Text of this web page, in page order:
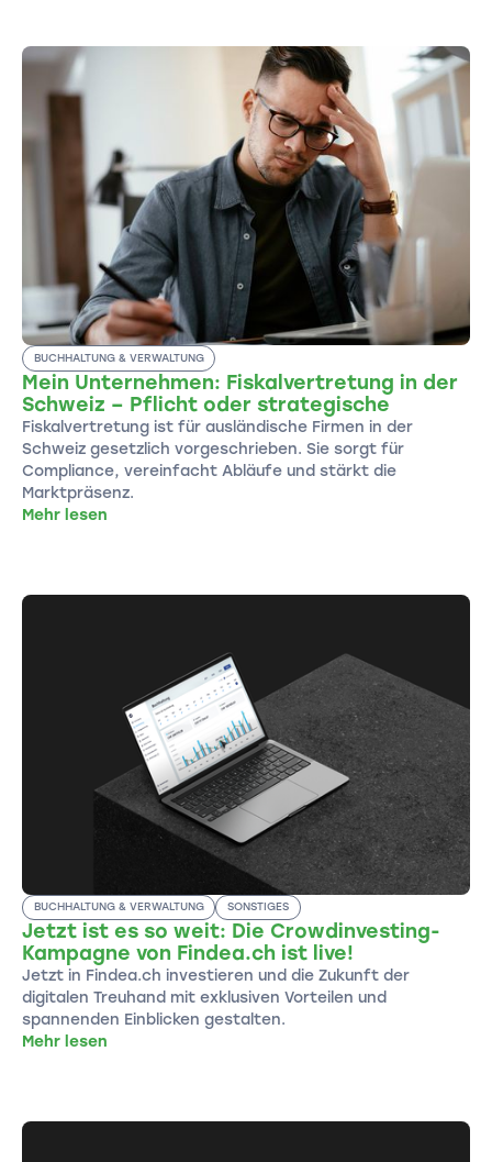
BUCHHALTUNG & VERWALTUNG
Mein Unternehmen: Fiskalvertretung in der
Schweiz – Pflicht oder strategische
Fiskalvertretung ist für ausländische Firmen in der
Schweiz gesetzlich vorgeschrieben. Sie sorgt für
Compliance, vereinfacht Abläufe und stärkt die
Marktpräsenz.
Mehr lesen
BUCHHALTUNG & VERWALTUNG SONSTIGES
Jetzt ist es so weit: Die Crowdinvesting-
Kampagne von Findea.ch ist live!
Jetzt in Findea.ch investieren und die Zukunft der
digitalen Treuhand mit exklusiven Vorteilen und
spannenden Einblicken gestalten.
Mehr lesen